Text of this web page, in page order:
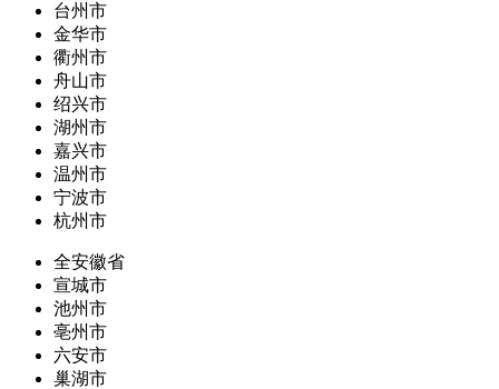
台州市
金华市
衢州市
舟山市
绍兴市
湖州市
嘉兴市
温州市
宁波市
杭州市
全安徽省
宣城市
池州市
亳州市
六安市
巢湖市